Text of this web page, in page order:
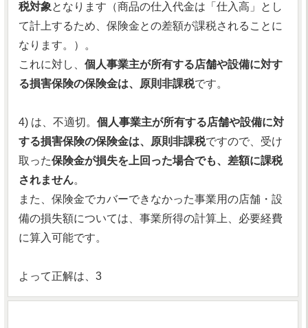
税対象となります（商品の仕入代金は「仕入高」とし
て計上するため、保険金との差額が課税されることに
なります。）。
これに対し、 個人事業主が所有する店舗や設備に対す
る損害保険の保険金は、原則非課税です。
4) は、不適切。 個人事業主が所有する店舗や設備に対
する損害保険の保険金は、原則非課税ですので、受け
取った保険金が損失を上回った場合でも、差額に課税
されません。
また、保険金でカバーできなかった事業用の店舗・設
備の損失額については、事業所得の計算上、必要経費
に算入可能です。
よって正解は、3